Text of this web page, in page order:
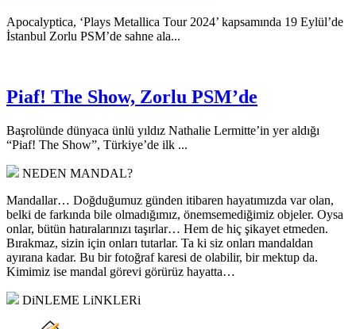
Apocalyptica, ‘Plays Metallica Tour 2024’ kapsamında 19 Eylül’de
İstanbul Zorlu PSM’de sahne ala...
Piaf! The Show, Zorlu PSM’de
Başrolünde dünyaca ünlü yıldız Nathalie Lermitte’in yer aldığı
“Piaf! The Show”, Türkiye’de ilk ...
NEDEN MANDAL?
Mandallar… Doğduğumuz günden itibaren hayatımızda var olan,
belki de farkında bile olmadığımız, önemsemediğimiz objeler. Oysa
onlar, bütün hatıralarınızı taşırlar… Hem de hiç şikayet etmeden.
Bırakmaz, sizin için onları tutarlar. Ta ki siz onları mandaldan
ayırana kadar. Bu bir fotoğraf karesi de olabilir, bir mektup da.
Kimimiz ise mandal görevi görürüz hayatta…
DiNLEME LiNKLERi